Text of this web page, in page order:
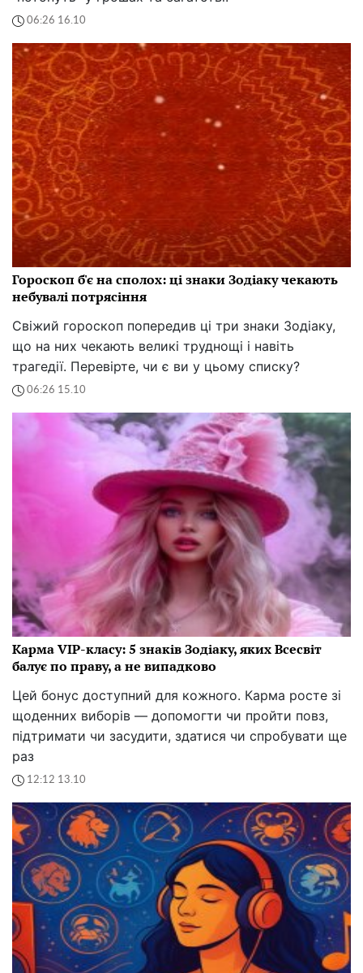
06:26 16.10
Гороскоп б'є на сполох: ці знаки Зодіаку чекають
небувалі потрясіння
Свіжий гороскоп попередив ці три знаки Зодіаку,
що на них чекають великі труднощі і навіть
трагедії. Перевірте, чи є ви у цьому списку?
06:26 15.10
Карма VIP-класу: 5 знаків Зодіаку, яких Всесвіт
балує по праву, а не випадково
Цей бонус доступний для кожного. Карма росте зі
щоденних виборів — допомогти чи пройти повз,
підтримати чи засудити, здатися чи спробувати ще
раз
12:12 13.10